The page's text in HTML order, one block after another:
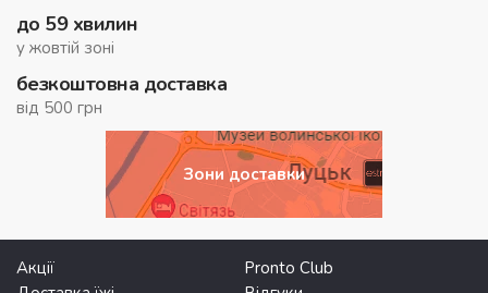
до 59 хвилин
у жовтій зоні
безкоштовна доставка
від 500 грн
Зони доставки
Акції
Pronto Club